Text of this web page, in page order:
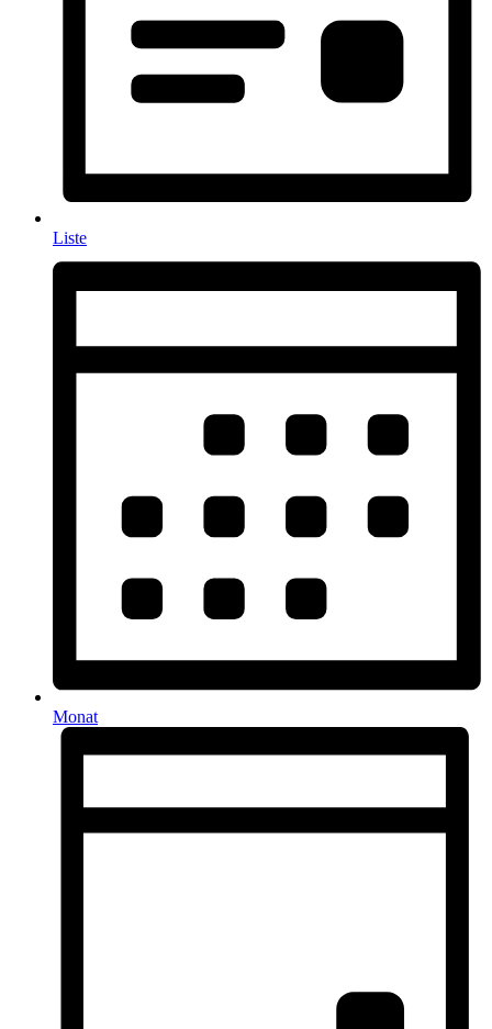
Liste
Monat